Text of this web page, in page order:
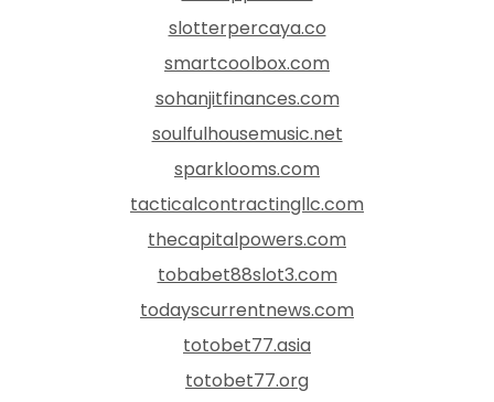
slotterpercaya.co
smartcoolbox.com
sohanjitfinances.com
soulfulhousemusic.net
sparklooms.com
tacticalcontractingllc.com
thecapitalpowers.com
tobabet88slot3.com
todayscurrentnews.com
totobet77.asia
totobet77.org